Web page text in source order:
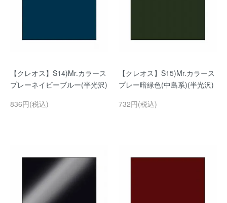
【クレオス】S14)Mr.カラース
プレーネイビーブルー(半光沢)
836円(税込)
【クレオス】S15)Mr.カラース
プレー暗緑色(中島系)(半光沢)
732円(税込)